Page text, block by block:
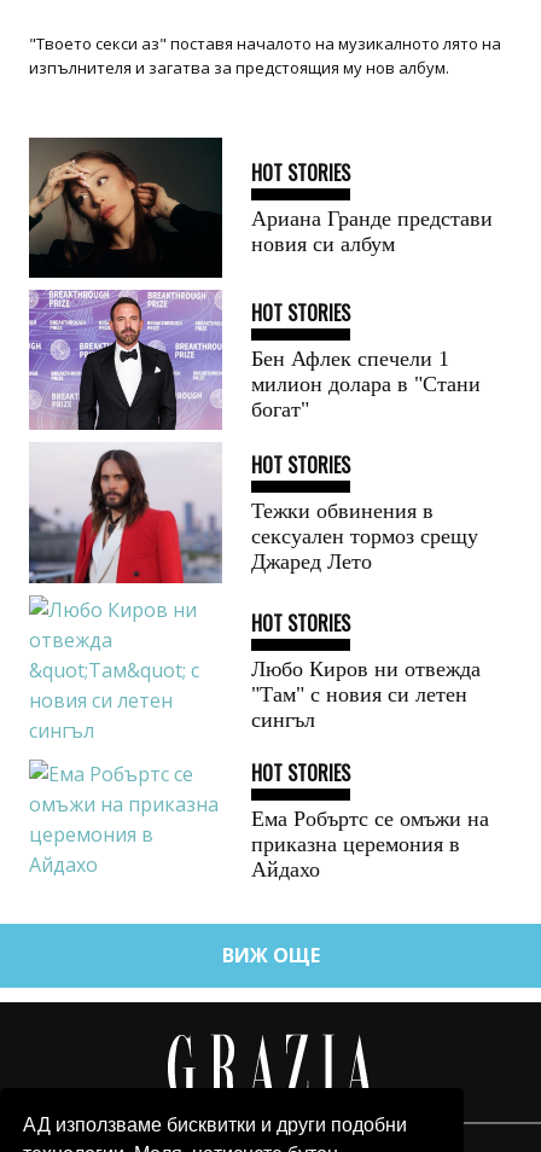
АД използваме бисквитки и други подобни
"Твоето секси аз" поставя началото на музикалното лято на
изпълнителя и загатва за предстоящия му нов албум.
HOT STORIES
Ариана Гранде представи
новия си албум
HOT STORIES
Бен Афлек спечели 1
милион долара в "Стани
богат"
HOT STORIES
Тежки обвинения в
сексуален тормоз срещу
Джаред Лето
HOT STORIES
Любо Киров ни отвежда
"Там" с новия си летен
сингъл
HOT STORIES
Ема Робъртс се омъжи на
приказна церемония в
Айдахо
ВИЖ ОЩЕ